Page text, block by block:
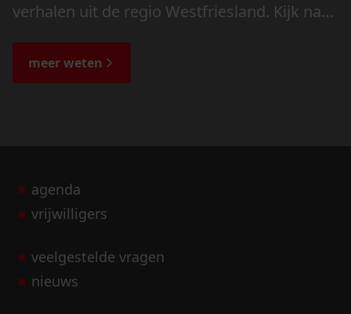
verhalen uit de regio Westfriesland. Kijk naar
de bijzondere verhalen.
meer weten
agenda
vrijwilligers
veelgestelde vragen
nieuws